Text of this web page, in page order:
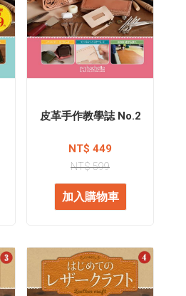
皮革手作教學誌 No.2
NT$ 449
NT$ 599
加入購物車